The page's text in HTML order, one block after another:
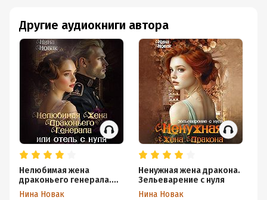
Другие аудиокниги автора
Нелюбимая жена
драконьего генерала.
Отель с нуля
Нина Новак
Ненужная жена дракона.
Зельеварение с нуля
Нина Новак